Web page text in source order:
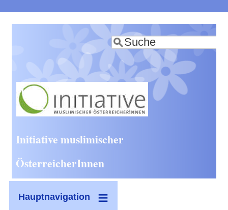
zum
Inhalt
Suche
Initiative muslimischer
ÖsterreicherInnen
Hauptnavigation